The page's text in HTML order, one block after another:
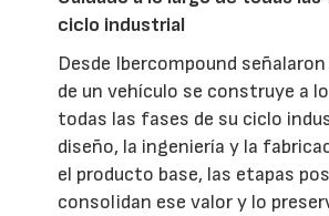
ciclo industrial
Desde Ibercompound señalaron
de un vehículo se construye a
todas las fases de su ciclo
diseño, la ingeniería y la
el producto base, las etapas
consolidan ese valor y lo